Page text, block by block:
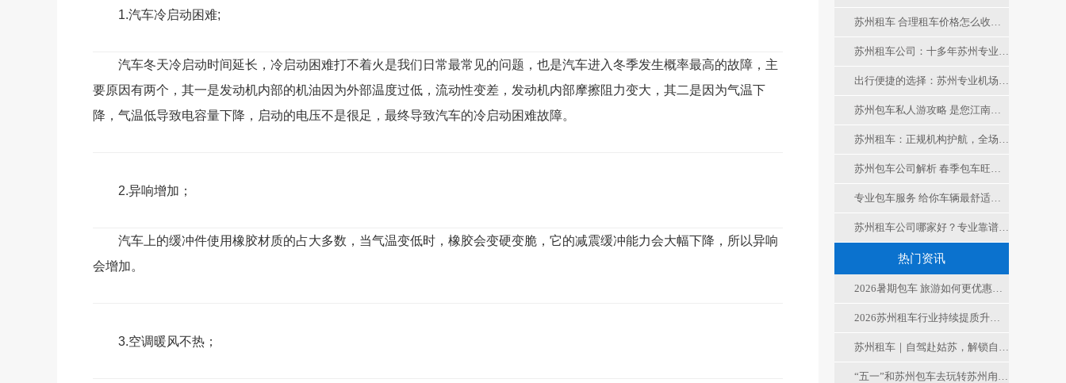
1.汽车冷启动困难;
汽车冬天冷启动时间延长，冷启动困难打不着火是我们日常最常见的问题，也是汽车进入冬季发生概率最高的故障，主
要原因有两个，其一是发动机内部的机油因为外部温度过低，流动性变差，发动机内部摩擦阻力变大，其二是因为气温下
降，气温低导致电容量下降，启动的电压不是很足，最终导致汽车的冷启动困难故障。
2.异响增加；
汽车上的缓冲件使用橡胶材质的占大多数，当气温变低时，橡胶会变硬变脆，它的减震缓冲能力会大幅下降，所以异响
会增加。
3.空调暖风不热；
苏州租车 合理租车价格怎么收费，赛威租车公司更划算实惠
苏州租车公司：十多年苏州专业代驾租车公司高口碑的包车公司
出行便捷的选择：苏州专业机场接送，让您畅通无忧
苏州包车私人游攻略 是您江南游最大的舒适合便捷
苏州租车：正规机构护航，全场景适配，便捷实惠更省心
苏州包车公司解析 春季包车旺季 如何选择车型
专业包车服务 给你车辆最舒适度保障 值得信赖
苏州租车公司哪家好？专业靠谱租车服务，解锁苏城出行新方式
热门资讯
2026暑期包车 旅游如何更优惠的租车
2026苏州租车行业持续提质升级，透明合规服务成市场新标杆
苏州租车｜自驾赴姑苏，解锁自由慢时光
“五一”和苏州包车去玩转苏州甪直古镇，非遗+市集+机器人